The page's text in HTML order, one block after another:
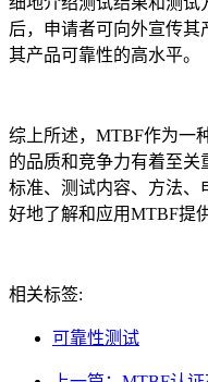
后，申请者可向外宣传
其产品可靠性的高水平。
综上所述，MTBF作为一
的品质和竞争力有着至关
标准、测试内容、方法、
好地了解和应用MTBF提
相关标签:
可靠性测试